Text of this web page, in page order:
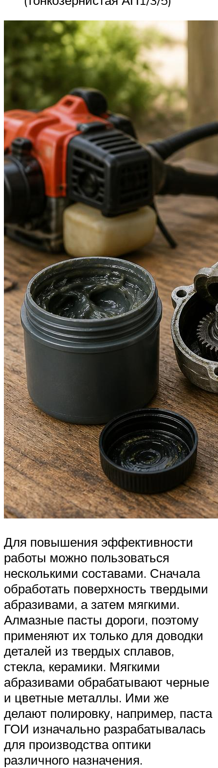
Для повышения эффективности
работы можно пользоваться
несколькими составами. Сначала
обработать поверхность твердыми
абразивами, а затем мягкими.
Алмазные пасты дороги, поэтому
применяют их только для доводки
деталей из твердых сплавов,
стекла, керамики. Мягкими
абразивами обрабатывают черные
и цветные металлы. Ими же
делают полировку, например, паста
ГОИ изначально разрабатывалась
для производства оптики
различного назначения.